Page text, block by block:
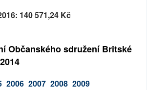
140 571,24 Kč
Občanského sdružení Britské
2006 2007 2008 2009